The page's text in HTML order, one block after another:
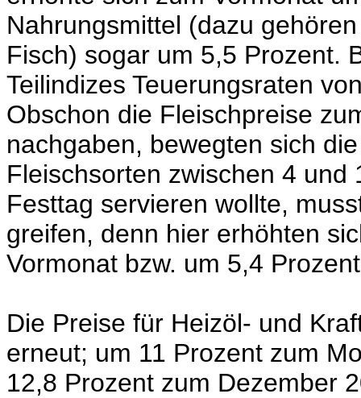
Nahrungsmittel (dazu
Fisch) sogar um 5,5 Prozent.
Teilindizes Teuerungsraten
Obschon die Fleischpreise
nachgaben, bewegten sich
Fleischsorten zwischen 4
Festtag servieren wollte,
greifen, denn hier erhöhten
Vormonat bzw. um 5,4
Die Preise für Heizöl- und
erneut; um 11 Prozent zum
12,8 Prozent zum Dezember